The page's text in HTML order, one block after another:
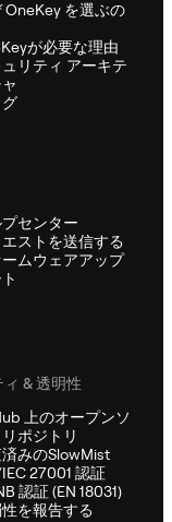
OneKey を選ぶの
が必要な理由
リティ アーキテ
センター
エストを送信する
ムウェアアップ
& 透明性
上のオープンソ
ポジトリ
済みのSlowMist
27001 認証
認証 (EN 18031)
を報告する